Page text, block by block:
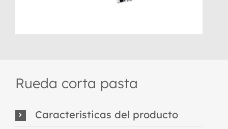
Rueda corta pasta
Características del producto